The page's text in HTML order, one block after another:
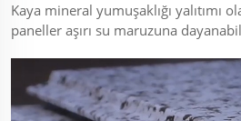
Kaya mineral yumuşaklığı yalıtımı
paneller aşırı su maruzuna
göstergesi, Test sonrası termal
ölçülecek ve korunmuş yalıtım
kanıtlayacağız, Bir...